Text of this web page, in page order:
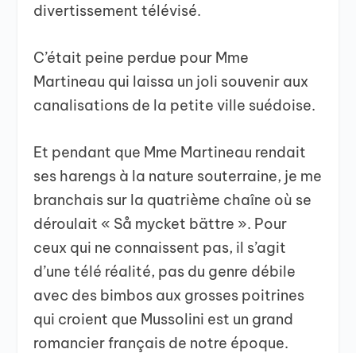
divertissement télévisé.
C’était peine perdue pour Mme
Martineau qui laissa un joli souvenir aux
canalisations de la petite ville suédoise.
Et pendant que Mme Martineau rendait
ses harengs à la nature souterraine, je me
branchais sur la quatrième chaîne où se
déroulait « Så mycket bättre ». Pour
ceux qui ne connaissent pas, il s’agit
d’une télé réalité, pas du genre débile
avec des bimbos aux grosses poitrines
qui croient que Mussolini est un grand
romancier français de notre époque.